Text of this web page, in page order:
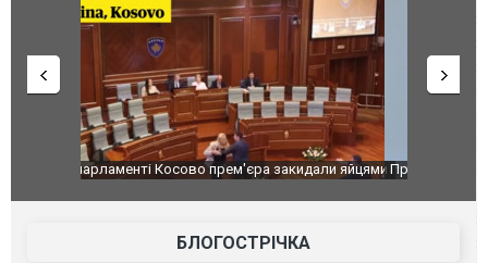
яйцямиПриїхав за паспортом та квартирою": у полон
зіркового футболіста Мохамеда Салаха
Одесу
ураганним
БЛОГОСТРІЧКА